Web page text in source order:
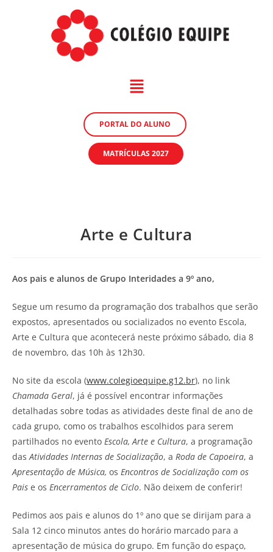
PORTAL DO ALUNO
MATRÍCULAS 2027
Arte e Cultura
Aos pais e alunos de Grupo Interidades a 9º ano,
Segue um resumo da programação dos trabalhos que serão
expostos, apresentados ou socializados no evento Escola,
Arte e Cultura que acontecerá neste próximo sábado, dia 8
de novembro, das 10h às 12h30.
No site da escola (www.colegioequipe.g12.br), no link
Chamada Geral, já é possível encontrar informações
detalhadas sobre todas as atividades deste final de ano de
cada grupo, como os trabalhos escolhidos para serem
partilhados no evento Escola, Arte e Cultura, a programação
das Atividades Internas de Socialização, a Roda de Capoeira, a
Apresentação de Música, os Encontros de Socialização com os
Pais e os Encerramentos de Ciclo. Não deixem de conferir!
Pedimos aos pais e alunos do 1º ano que se dirijam para a
Sala 12 cinco minutos antes do horário marcado para a
apresentação de música do grupo. Em função do espaço,